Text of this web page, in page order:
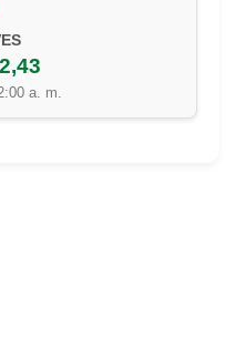
a. m.